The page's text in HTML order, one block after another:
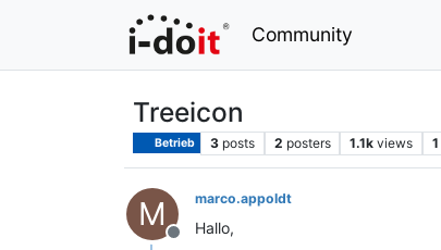
Community
Treeicon
Betrieb 3 posts 2 posters 1.1k views 1
M
Offline
marco.appoldt
Hallo,